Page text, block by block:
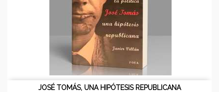
JOSÉ TOMÁS, UNA HIPÓTESIS REPUBLICANA